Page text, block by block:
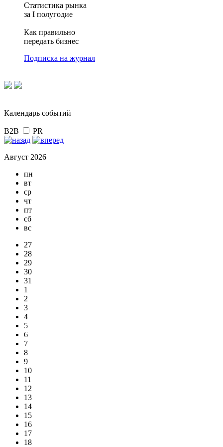
Статистика рынка
за I полугодие
Как правильно
передать бизнес
Подписка на журнал
Календарь событий
B2B PR
Август 2026
пн
вт
ср
чт
пт
сб
вс
27
28
29
30
31
1
2
3
4
5
6
7
8
9
10
11
12
13
14
15
16
17
18